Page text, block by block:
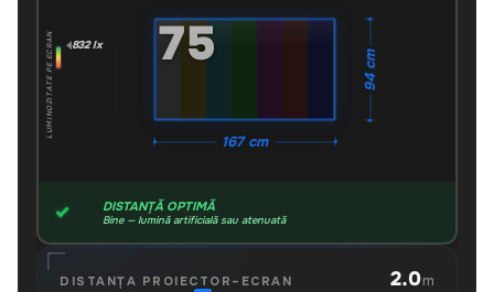
75"
167 cm
94 cm
LUMINOZITATE PE ECRAN 832 lx
DISTANȚĂ OPTIMĂ
Bine — lumină artificială sau atenuată
DISTANȚA PROIECTOR–ECRAN 2.0m